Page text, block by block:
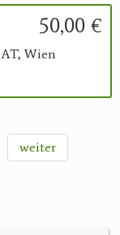
50,00 €
AT, Wien
weiter